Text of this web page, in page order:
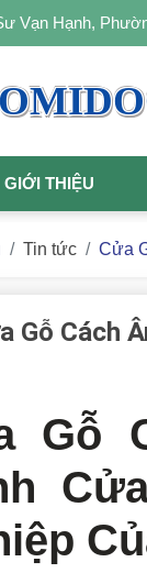
Vạn Hạnh,
GIỚI THIỆU
Tin tức Cửa
Gỗ Cách
Gỗ